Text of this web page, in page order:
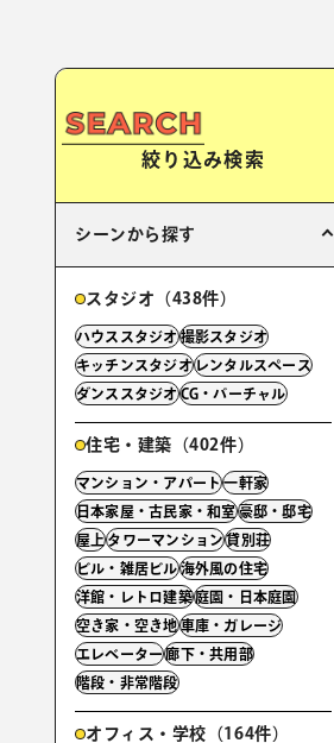
絞り込み検索
シーンから探す
スタジオ（438件）
ハウススタジオ撮影スタジオ
キッチンスタジオレンタルスペース
ダンススタジオCG・バーチャル
住宅・建築（402件）
マンション・アパート一軒家
日本家屋・古民家・和室豪邸・邸宅
屋上タワーマンション貸別荘
ビル・雑居ビル海外風の住宅
洋館・レトロ建築庭園・日本庭園
空き家・空き地車庫・ガレージ
エレベーター廊下・共用部
階段・非常階段
オフィス・学校（164件）